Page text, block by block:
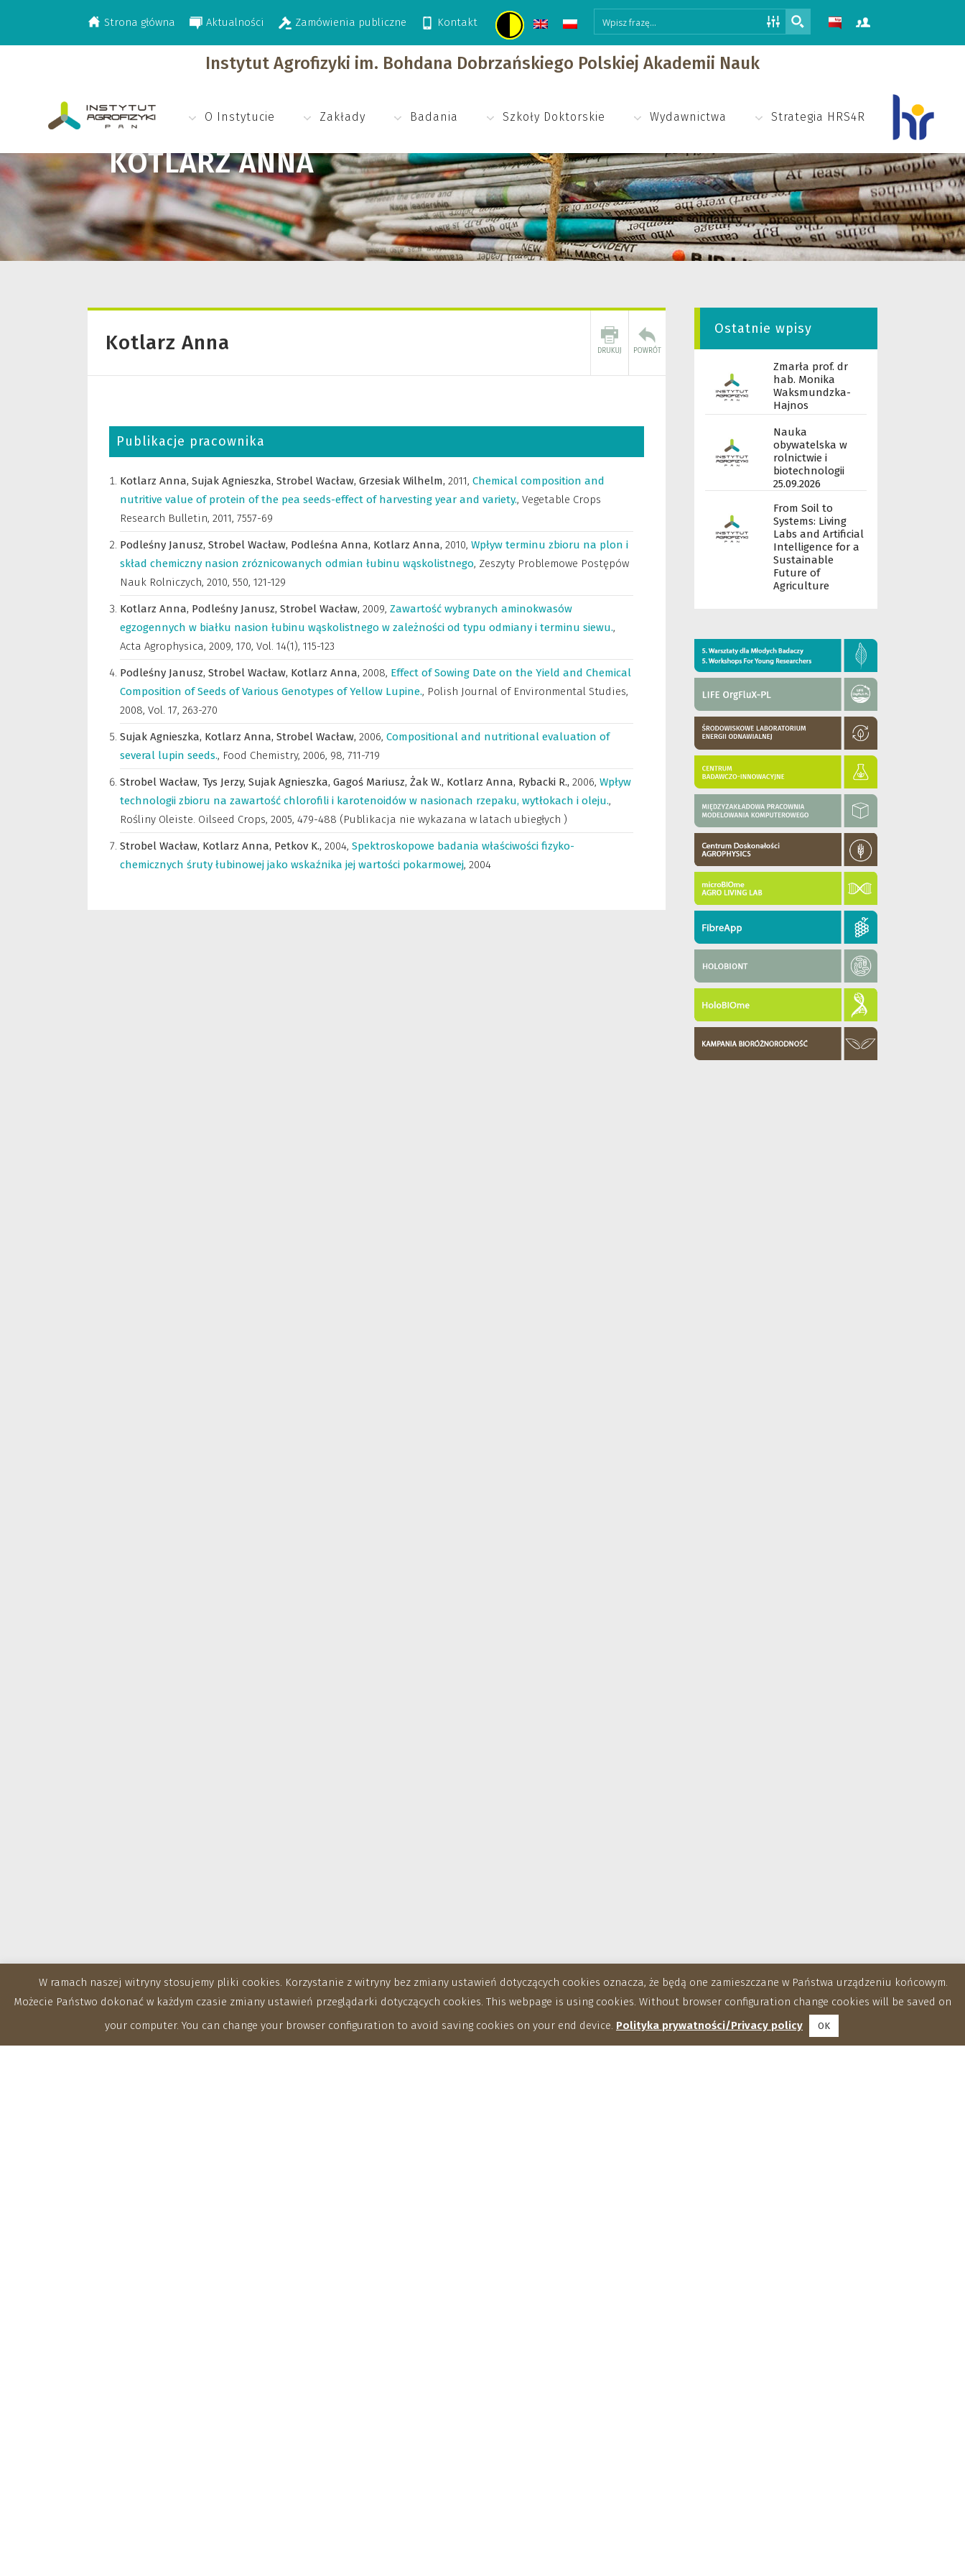
Strona główna Aktualności Zamówienia publiczne Kontakt
Instytut Agrofizyki im. Bohdana Dobrzańskiego Polskiej Akademii Nauk
O Instytucie Zakłady Badania Szkoły Doktorskie Wydawnictwa Strategia HRS4R
KOTLARZ ANNA
>Kotlarz Anna
Kotlarz Anna
Publikacje pracownika
Kotlarz Anna, Sujak Agnieszka, Strobel Wacław, Grzesiak Wilhelm, 2011, Chemical composition and
nutritive value of protein of the pea seeds-effect of harvesting year and variety., Vegetable Crops
Research Bulletin, 2011, 7557-69
Podleśny Janusz, Strobel Wacław, Podleśna Anna, Kotlarz Anna, 2010, Wpływ terminu zbioru na plon i
skład chemiczny nasion zróznicowanych odmian łubinu wąskolistnego, Zeszyty Problemowe Postępów
Nauk Rolniczych, 2010, 550, 121-129
Kotlarz Anna, Podleśny Janusz, Strobel Wacław, 2009, Zawartość wybranych aminokwasów
egzogennych w białku nasion łubinu wąskolistnego w zależności od typu odmiany i terminu siewu.,
Acta Agrophysica, 2009, 170, Vol. 14(1), 115-123
Podleśny Janusz, Strobel Wacław, Kotlarz Anna, 2008, Effect of Sowing Date on the Yield and Chemical
Composition of Seeds of Various Genotypes of Yellow Lupine., Polish Journal of Environmental Studies,
2008, Vol. 17, 263-270
Sujak Agnieszka, Kotlarz Anna, Strobel Wacław, 2006, Compositional and nutritional evaluation of
several lupin seeds., Food Chemistry, 2006, 98, 711-719
Strobel Wacław, Tys Jerzy, Sujak Agnieszka, Gagoś Mariusz, Żak W., Kotlarz Anna, Rybacki R., 2006, Wpływ
technologii zbioru na zawartość chlorofili i karotenoidów w nasionach rzepaku, wytłokach i oleju.,
Rośliny Oleiste. Oilseed Crops, 2005, 479-488 (Publikacja nie wykazana w latach ubiegłych )
Strobel Wacław, Kotlarz Anna, Petkov K., 2004, Spektroskopowe badania właściwości fizyko-
chemicznych śruty łubinowej jako wskaźnika jej wartości pokarmowej, 2004
Ostatnie wpisy
Zmarła prof. dr
hab. Monika
Waksmundzka-
Hajnos
Nauka
obywatelska w
rolnictwie i
biotechnologii
25.09.2026
From Soil to
Systems: Living
Labs and Artificial
Intelligence for a
Sustainable
Future of
Agriculture
W ramach naszej witryny stosujemy pliki cookies. Korzystanie z witryny bez zmiany ustawień dotyczących cookies oznacza, że będą one zamieszczane w Państwa urządzeniu końcowym.
Możecie Państwo dokonać w każdym czasie zmiany ustawień przeglądarki dotyczących cookies. This webpage is using cookies. Without browser configuration change cookies will be saved on
your computer. You can change your browser configuration to avoid saving cookies on your end device. Polityka prywatności/Privacy policy OK